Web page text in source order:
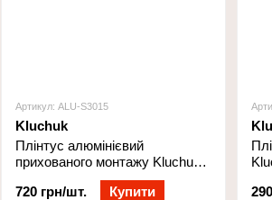
Артикул: ALU-S3015
Kluchuk
Плінтус алюмінієвий
прихованого монтажу Kluchuk
720 грн/шт.
Купити